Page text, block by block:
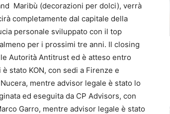
Maribù (decorazioni per dolci), verrà
completamente dal capitale della
personale sviluppato con il top
per i prossimi tre anni. Il closing
Autorità Antitrust ed è atteso entro
stato KON, con sedi a Firenze e
mentre advisor legale è stato lo
ed eseguita da CP Advisors, con
Garro, mentre advisor legale è stato